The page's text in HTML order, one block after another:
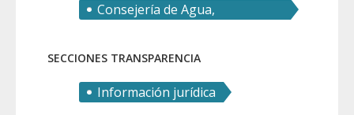
Consejería de Agua,
SECCIONES TRANSPARENCIA
Información jurídica